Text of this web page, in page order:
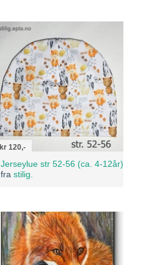
kr 120,-
Jerseylue str 52-56 (ca. 4-12år)
fra stilig.